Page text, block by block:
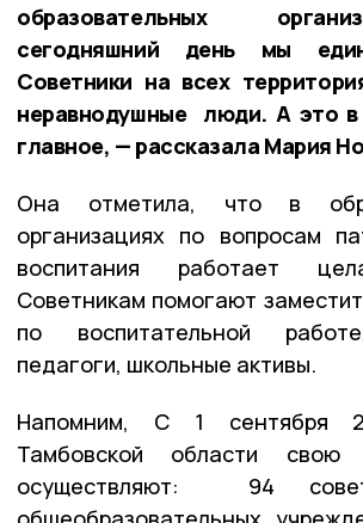
образовательных
сегодняшний день мы
Советники на всех
неравнодушные люди. А это в
главное, — рассказала Мария
Она отметила, что в
организациях по вопросам
воспитания работает
Советникам помогают
по воспитательной
педагоги, школьные активы.
Напомним, С 1 сентября
Тамбовской области свою
осуществляют: 94